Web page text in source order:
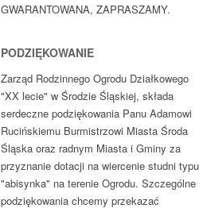
GWARANTOWANA, ZAPRASZAMY.
PODZIĘKOWANIE
Zarząd Rodzinnego Ogrodu Działkowego
"XX lecie" w Środzie Śląskiej, składa
serdeczne podziękowania Panu Adamowi
Rucińskiemu Burmistrzowi Miasta Środa
Śląska oraz radnym Miasta i Gminy za
przyznanie dotacji na wiercenie studni typu
"abisynka" na terenie Ogrodu. Szczególne
podziękowania chcemy przekazać